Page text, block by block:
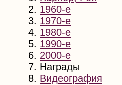
2. 1960-е
3. 1970-е
4. 1980-е
5. 1990-е
6. 2000-е
7. Награды
8. Видеография